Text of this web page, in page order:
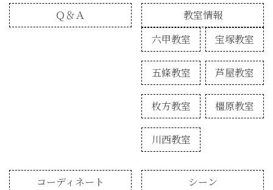
Ｑ＆Ａ
教室情報
六甲教室
宝塚教室
五條教室 芦屋教室
枚方教室 橿原教室
川西教室
コーディネート
シーン